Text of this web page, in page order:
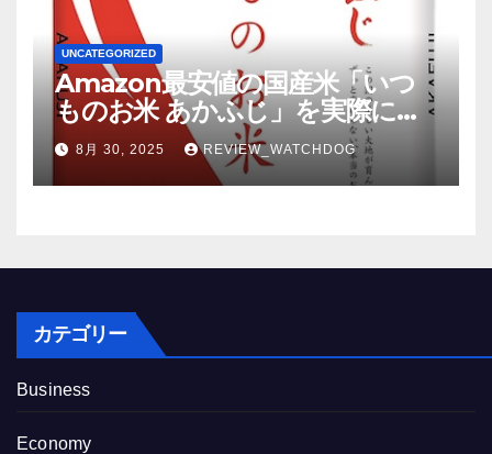
UNCATEGORIZED
Amazon最安値の国産米「いつ
ものお米 あかふじ」を実際に食
べてみた結果
8月 30, 2025 REVIEW_WATCHDOG
カテゴリー
Business
Economy